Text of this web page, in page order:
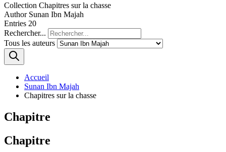
Collection Chapitres sur la chasse
Author Sunan Ibn Majah
Entries 20
Rechercher...
Tous les auteurs
Accueil
Sunan Ibn Majah
Chapitres sur la chasse
Chapitre
Chapitre